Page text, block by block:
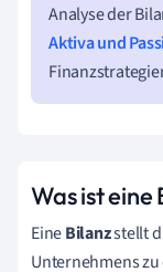
Analyse der
Aktiva und
Was ist eine
EineBilanzstellt
Unternehmens